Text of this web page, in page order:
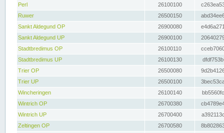
Perl
26100100
Ruwer
26500150
Sankt Aldegund OP
26900080
Sankt Aldegund UP
26900100
Stadtbredimus OP
26100110
Stadtbredimus UP
26100130
Trier OP
26500080
Trier UP
26500100
Wincheringen
26100140
Wintrich OP
26700380
Wintrich UP
26700400
Zeltingen OP
26700580